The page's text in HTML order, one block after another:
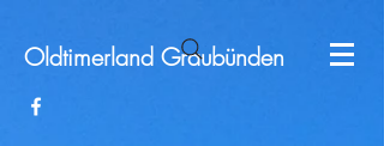
Oldtimerland Graubünden